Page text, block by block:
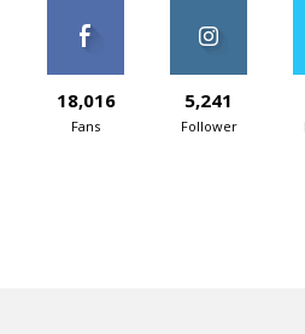
18,016
Fans
5,241
Follower